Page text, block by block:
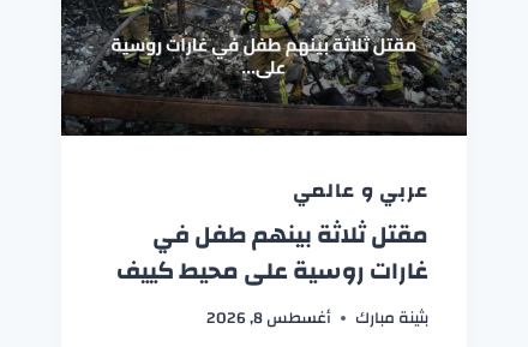
عربي و عالمي
مقتل ثلاثة بينهم طفل في
غارات روسية على محيط كييف
بثينة مبارك أغسطس 8, 2026